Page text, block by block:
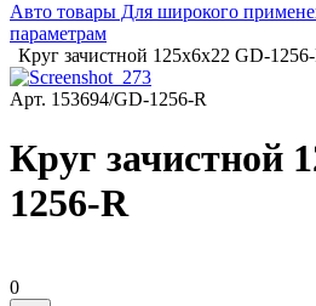
Авто товары Для широкого
параметрам
Круг зачистной 125х6х22 GD-
Арт. 153694/GD-1256-R
Круг зачистной
1256-R
0